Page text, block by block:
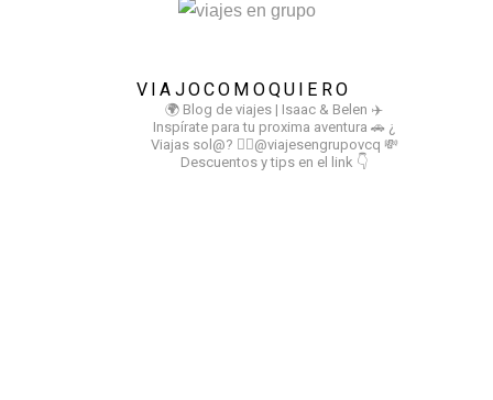
VIAJOCOMOQUIERO
🌍 Blog de viajes | Isaac & Belen ✈️
Inspírate para tu proxima aventura 🚗 ¿
Viajas sol@? 👉🏻@viajesengrupovcq 💸
Descuentos y tips en el link 👇